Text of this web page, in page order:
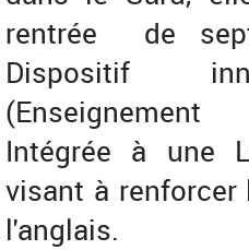
rentrée de
Dispositif
Intégrée à une
visant à renforcer
l'anglais.